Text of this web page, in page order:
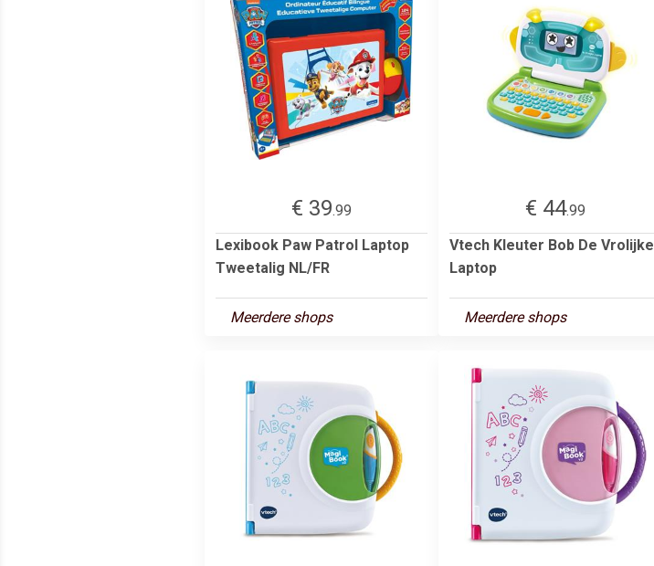
€ 39.99
Lexibook Paw Patrol Laptop
Tweetalig NL/FR
Meerdere shops
€ 44.99
Vtech Kleuter Bob De Vrolijke
Laptop
Meerdere shops